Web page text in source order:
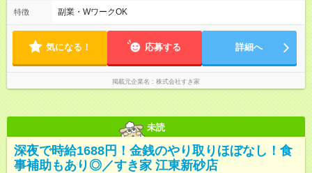
す。 必ず、2名以上での勤務を行いますので、安心して働けま
す。
特徴 副業・WワークOK
気になる！ 応募する 詳細へ
掲載元企業名 株式会社すき家
未読
深夜で時給1688円！金銭のやり取りほぼなし！食
事補助もあり◎／すき家 江東新砂店